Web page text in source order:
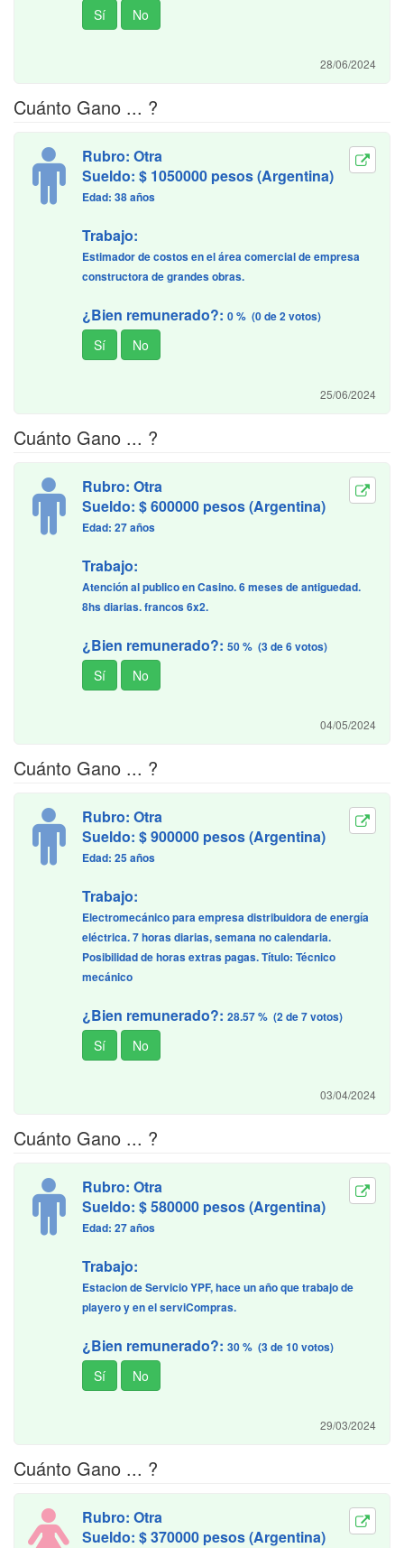
28/06/2024
Cuánto Gano ... ?
Rubro: Otra
Sueldo: $ 1050000 pesos (Argentina)
Edad: 38 años
Trabajo:
Estimador de costos en el área comercial de empresa
constructora de grandes obras.
¿Bien remunerado?: 0 % (0 de 2 votos)
25/06/2024
Cuánto Gano ... ?
Rubro: Otra
Sueldo: $ 600000 pesos (Argentina)
Edad: 27 años
Trabajo:
Atención al publico en Casino. 6 meses de antiguedad.
8hs diarias. francos 6x2.
¿Bien remunerado?: 50 % (3 de 6 votos)
04/05/2024
Cuánto Gano ... ?
Rubro: Otra
Sueldo: $ 900000 pesos (Argentina)
Edad: 25 años
Trabajo:
Electromecánico para empresa distribuidora de energía
eléctrica. 7 horas diarias, semana no calendaria.
Posibilidad de horas extras pagas. Título: Técnico
mecánico
¿Bien remunerado?: 28.57 % (2 de 7 votos)
03/04/2024
Cuánto Gano ... ?
Rubro: Otra
Sueldo: $ 580000 pesos (Argentina)
Edad: 27 años
Trabajo:
Estacion de Servicio YPF, hace un año que trabajo de
playero y en el serviCompras.
¿Bien remunerado?: 30 % (3 de 10 votos)
29/03/2024
Cuánto Gano ... ?
Rubro: Otra
Sueldo: $ 370000 pesos (Argentina)